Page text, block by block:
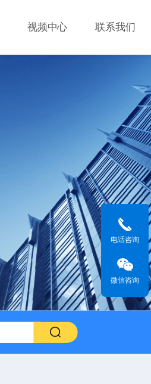
视频中心 联系我们
电话咨询
微信咨询